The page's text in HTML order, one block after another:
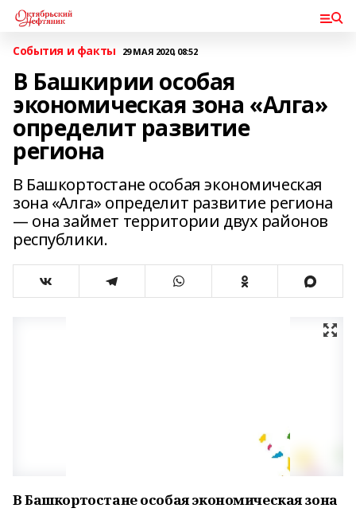
События и факты 29 МАЯ 2020, 08:52
В Башкирии особая
экономическая зона «Алга»
определит развитие
региона
В Башкортостане особая экономическая
зона «Алга» определит развитие региона
— она займет территории двух районов
республики.
В Башкортостане особая экономическая зона